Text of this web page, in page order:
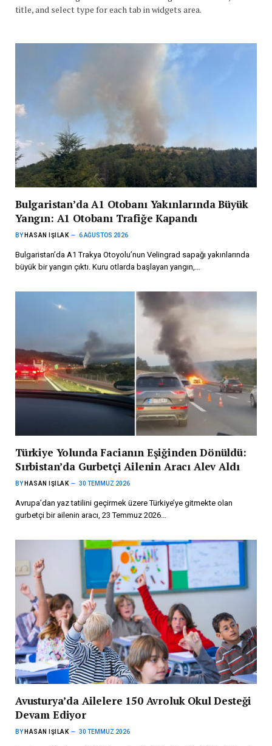
title, and select type for each tab in widgets area.
Bulgaristan’da A1 Otobanı Yakınlarında Büyük
Yangın: A1 Otobanı Trafiğe Kapandı
BY HASAN IŞILAK 6 AĞUSTOS 2026
Bulgaristan’da A1 Trakya Otoyolu’nun Velingrad sapağı yakınlarında
büyük bir yangın çıktı. Kuru otlarda başlayan yangın,…
Türkiye Yolunda Facianın Eşiğinden Dönüldü:
Sırbistan’da Gurbetçi Ailenin Aracı Alev Aldı
BY HASAN IŞILAK 30 TEMMUZ 2026
Avrupa’dan yaz tatilini geçirmek üzere Türkiye’ye gitmekte olan
gurbetçi bir ailenin aracı, 23 Temmuz 2026…
Avusturya’da Ailelere 150 Avroluk Okul Desteği
Devam Ediyor
BY HASAN IŞILAK 30 TEMMUZ 2026